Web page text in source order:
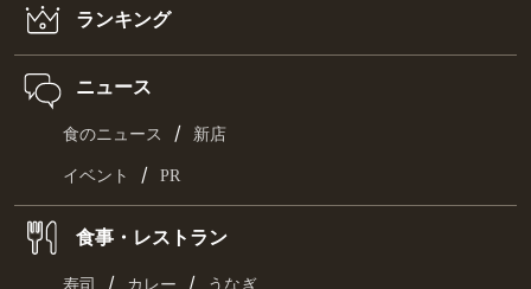
ランキング
ニュース
食のニュース / 新店
イベント / PR
食事・レストラン
寿司 / カレー / うなぎ